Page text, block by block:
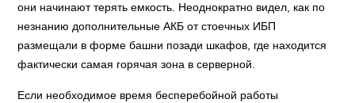
они начинают терять емкость. Неоднократно видел, как по
незнанию дополнительные АКБ от стоечных ИБП
размещали в форме башни позади шкафов, где находится
фактически самая горячая зона в серверной.
Если необходимое время бесперебойной работы